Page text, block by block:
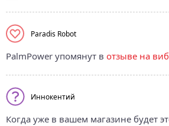
Paradis Robot
PalmPower упомянут в отзыве на
Иннокентий
Когда уже в вашем магазине будет